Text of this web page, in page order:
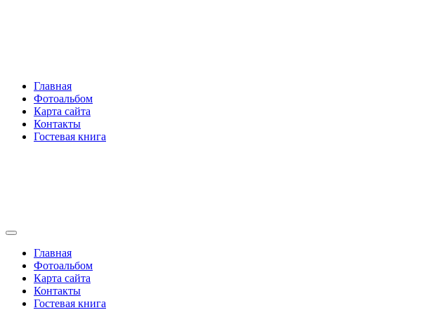
Главная
Фотоальбом
Карта сайта
Контакты
Гостевая книга
Главная
Фотоальбом
Карта сайта
Контакты
Гостевая книга